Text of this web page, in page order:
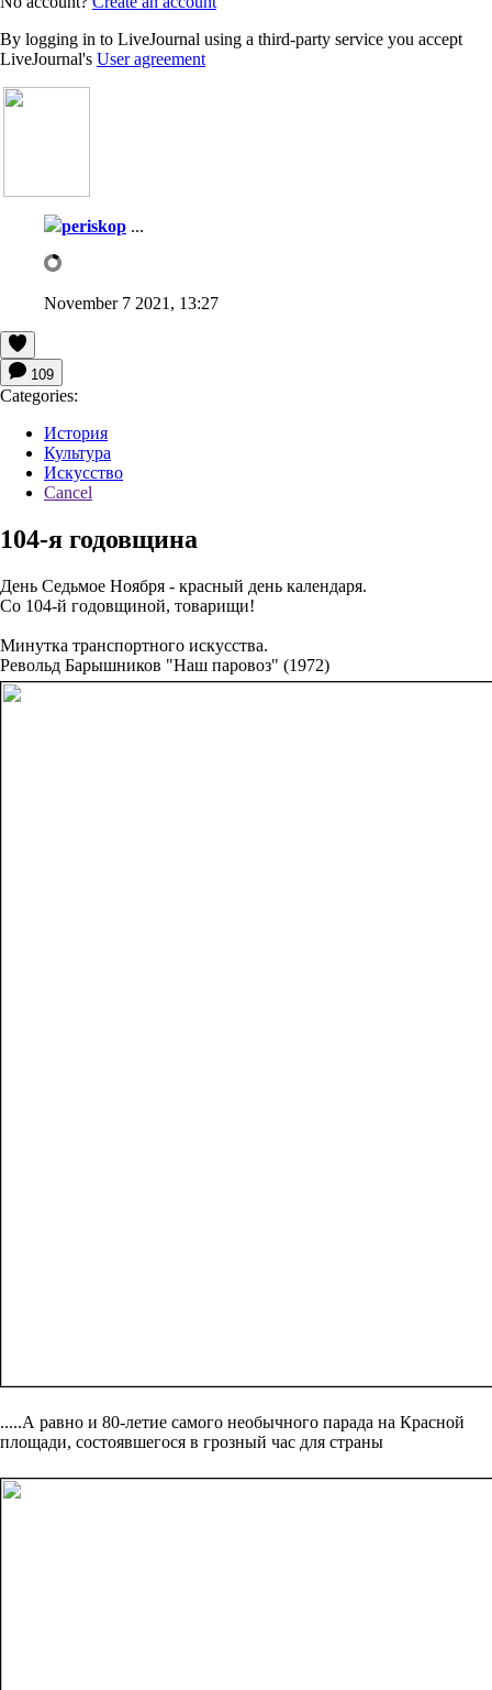
By logging in to LiveJournal using a third-party service you accept
LiveJournal's User agreement
periskop ...
November 7 2021, 13:27
109
Categories:
История
Культура
Искусство
Cancel
104-я годовщина
День Седьмое Ноября - красный день календаря.
Со 104-й годовщиной, товарищи!
Минутка транспортного искусства.
Револьд Барышников "Наш паровоз" (1972)
.....А равно и 80-летие самого необычного парада на Красной
площади, состоявшегося в грозный час для страны